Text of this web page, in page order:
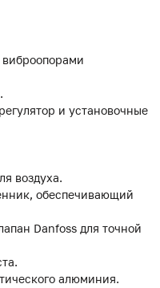
и установочные
воздуха.
обеспечивающий
Danfoss для точной
алюминия.